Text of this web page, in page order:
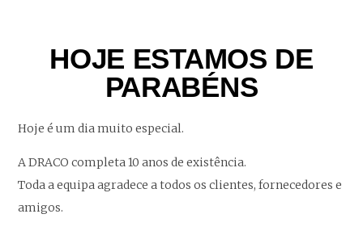
HOJE ESTAMOS DE
PARABÉNS
Hoje é um dia muito especial.
A DRACO completa 10 anos de existência.
Toda a equipa agradece a todos os clientes, fornecedores e
amigos.